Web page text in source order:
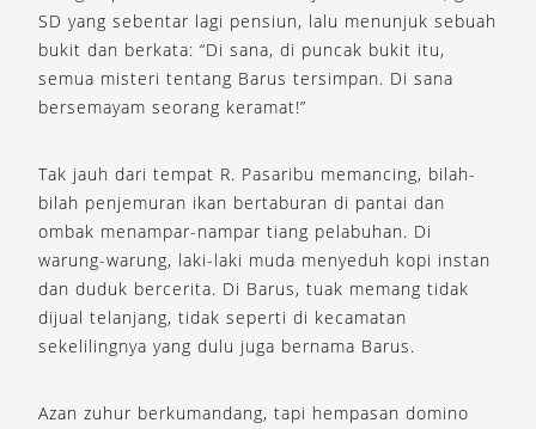
SD yang sebentar lagi pensiun, lalu menunjuk sebuah
bukit dan berkata: “Di sana, di puncak bukit itu,
semua misteri tentang Barus tersimpan. Di sana
bersemayam seorang keramat!”
Tak jauh dari tempat R. Pasaribu memancing, bilah-
bilah penjemuran ikan bertaburan di pantai dan
ombak menampar-nampar tiang pelabuhan. Di
warung-warung, laki-laki muda menyeduh kopi instan
dan duduk bercerita. Di Barus, tuak memang tidak
dijual telanjang, tidak seperti di kecamatan
sekelilingnya yang dulu juga bernama Barus.
Azan zuhur berkumandang, tapi hempasan domino